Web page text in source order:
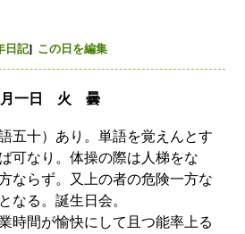
日記] この日を編集
月一日 火 曇
五十）あり。単語を覚えんとす
可なり。体操の際は人梯をな
ならず。又上の者の危険一方な
なる。誕生日会。
時間が愉快にして且つ能率上る